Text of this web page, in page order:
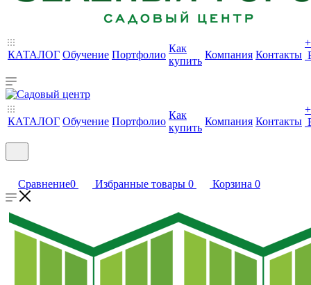
КАТАЛОГ Обучение Портфолио
Как
купить
Компания Контакты
+
КАТАЛОГ Обучение Портфолио
Как
купить
Компания Контакты
+
Сравнение0 Избранные товары 0 Корзина 0